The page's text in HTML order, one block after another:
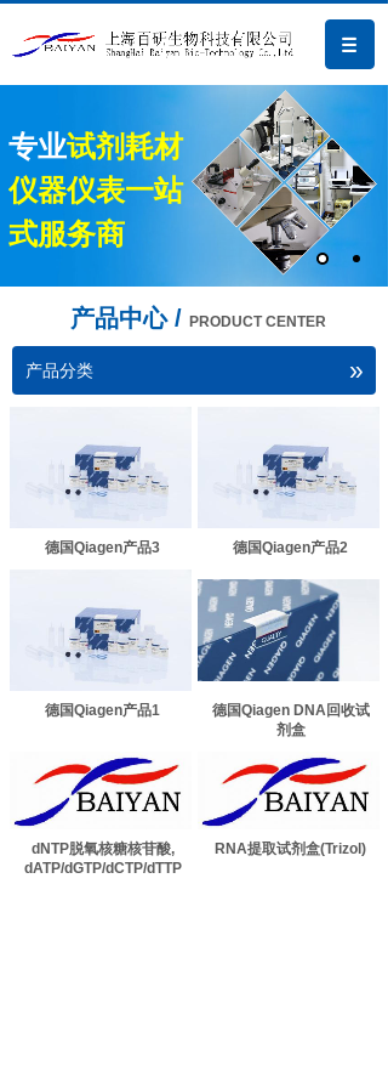
专业试剂耗材
仪器仪表一站
式服务商
产品中心 / PRODUCT CENTER
产品分类 »
德国Qiagen产品3 德国Qiagen产品2
德国Qiagen产品1
德国Qiagen DNA回收试
剂盒
dNTP脱氧核糖核苷酸,
dATP/dGTP/dCTP/dTTP
RNA提取试剂盒(Trizol)